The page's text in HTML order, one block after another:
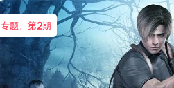
专题：第2期